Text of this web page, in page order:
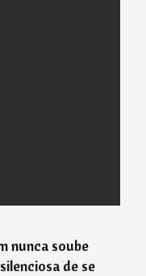
nunca soube
de se